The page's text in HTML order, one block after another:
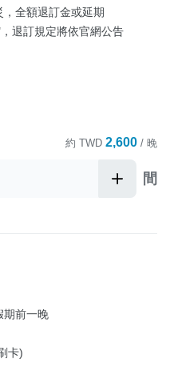
全額退訂金或延期
退訂規定將依官網公告
約 TWD 2,600 / 晚
間
期前一晚
卡)